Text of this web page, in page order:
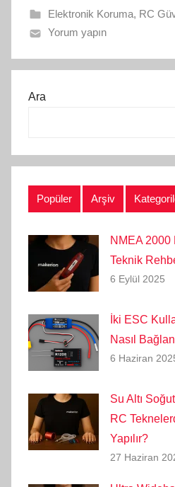
Elektronik Koruma, RC
Yorum yapın
Ara
Popüler Arşiv
NMEA 2000
Teknik
6 Eylül 2025
İki ESC
Nasıl
6 Haziran
Su Altı
RC
Yapılır?
27 Haziran